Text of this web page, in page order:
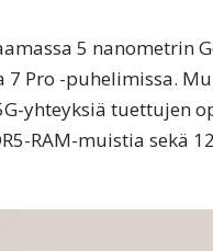
5 nanometrin
7 Pro -puhelimissa.
yhteyksiä tuettujen
RAM-muistia sekä